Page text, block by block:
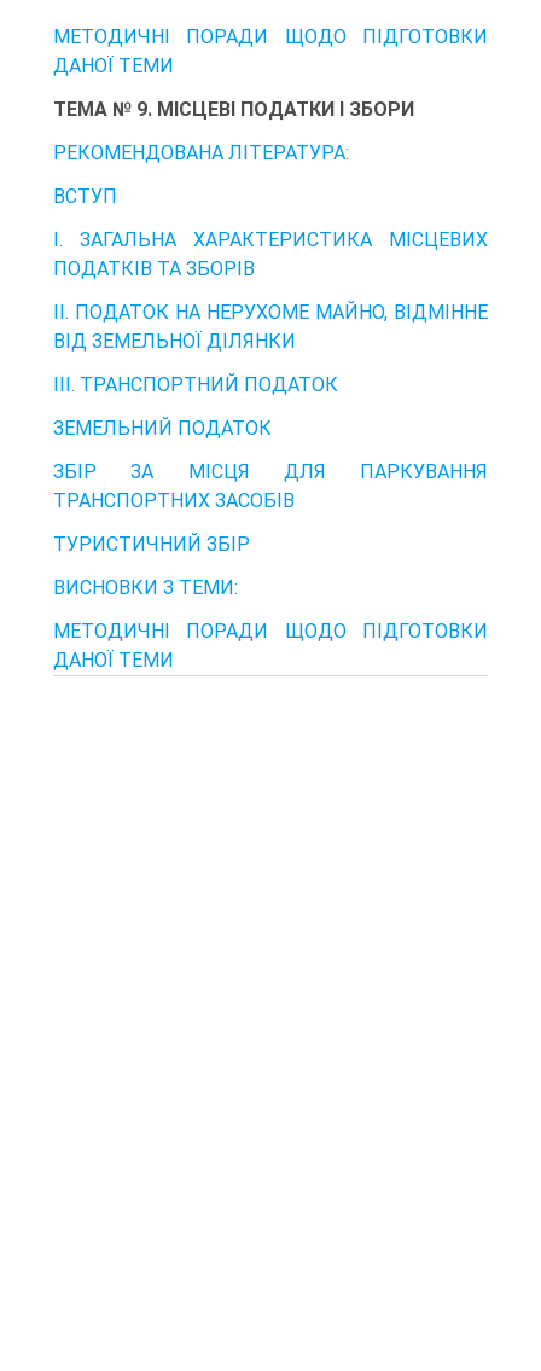
МЕТОДИЧНІ ПОРАДИ ЩОДО ПІДГОТОВКИ
ДАНОЇ ТЕМИ
ТЕМА № 9. МІСЦЕВІ ПОДАТКИ І ЗБОРИ
РЕКОМЕНДОВАНА ЛІТЕРАТУРА:
ВСТУП
І. ЗАГАЛЬНА ХАРАКТЕРИСТИКА МІСЦЕВИХ
ПОДАТКІВ ТА ЗБОРІВ
ІІ. ПОДАТОК НА НЕРУХОМЕ МАЙНО, ВІДМІННЕ
ВІД ЗЕМЕЛЬНОЇ ДІЛЯНКИ
ІІІ. ТРАНСПОРТНИЙ ПОДАТОК
ЗЕМЕЛЬНИЙ ПОДАТОК
ЗБІР ЗА МІСЦЯ ДЛЯ ПАРКУВАННЯ
ТРАНСПОРТНИХ ЗАСОБІВ
ТУРИСТИЧНИЙ ЗБІР
ВИСНОВКИ З ТЕМИ:
МЕТОДИЧНІ ПОРАДИ ЩОДО ПІДГОТОВКИ
ДАНОЇ ТЕМИ